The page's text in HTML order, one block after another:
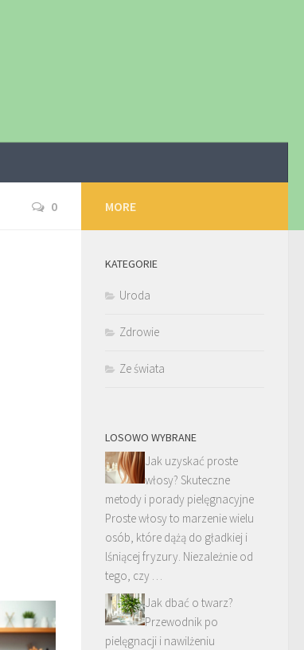
0 MORE
KATEGORIE
Uroda
Zdrowie
Ze świata
LOSOWO WYBRANE
Jak uzyskać proste
włosy? Skuteczne
metody i porady pielęgnacyjne
Proste włosy to marzenie wielu
osób, które dążą do gładkiej i
lśniącej fryzury. Niezależnie od
tego, czy …
Jak dbać o twarz?
Przewodnik po
pielęgnacji i nawilżeniu